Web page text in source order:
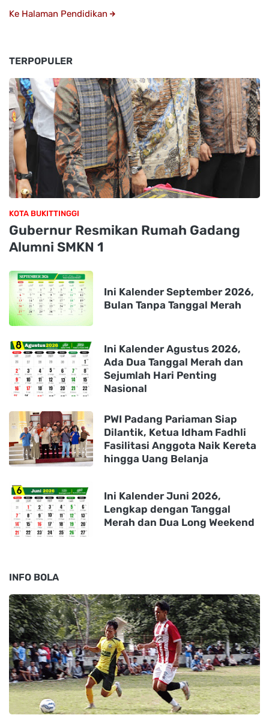
Ke Halaman Pendidikan
TERPOPULER
KOTA BUKITTINGGI
Gubernur Resmikan Rumah Gadang
Alumni SMKN 1
Ini Kalender September 2026,
Bulan Tanpa Tanggal Merah
Ini Kalender Agustus 2026,
Ada Dua Tanggal Merah dan
Sejumlah Hari Penting
Nasional
PWI Padang Pariaman Siap
Dilantik, Ketua Idham Fadhli
Fasilitasi Anggota Naik Kereta
hingga Uang Belanja
Ini Kalender Juni 2026,
Lengkap dengan Tanggal
Merah dan Dua Long Weekend
INFO BOLA